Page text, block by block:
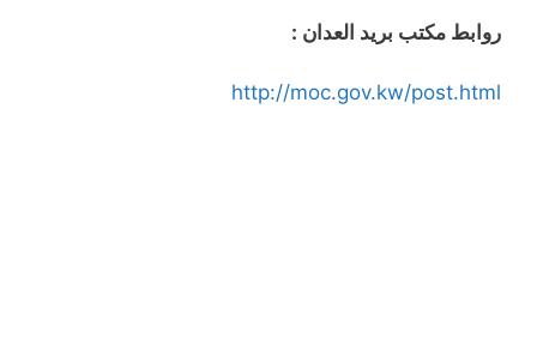
روابط مكتب بريد العدان :
http://moc.gov.kw/post.html